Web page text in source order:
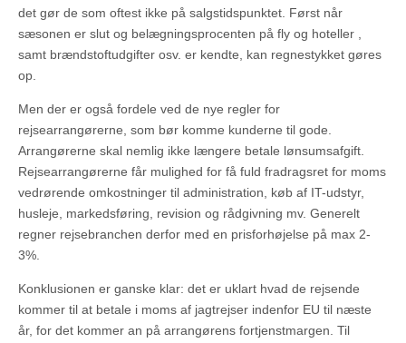
det gør de som oftest ikke på salgstidspunktet. Først når
sæsonen er slut og belægningsprocenten på fly og hoteller ,
samt brændstoftudgifter osv. er kendte, kan regnestykket gøres
op.
Men der er også fordele ved de nye regler for
rejsearrangørerne, som bør komme kunderne til gode.
Arrangørerne skal nemlig ikke længere betale lønsumsafgift.
Rejsearrangørerne får mulighed for få fuld fradragsret for moms
vedrørende omkostninger til administration, køb af IT-udstyr,
husleje, markedsføring, revision og rådgivning mv. Generelt
regner rejsebranchen derfor med en prisforhøjelse på max 2-
3%.
Konklusionen er ganske klar: det er uklart hvad de rejsende
kommer til at betale i moms af jagtrejser indenfor EU til næste
år, for det kommer an på arrangørens fortjenstmargen. Til